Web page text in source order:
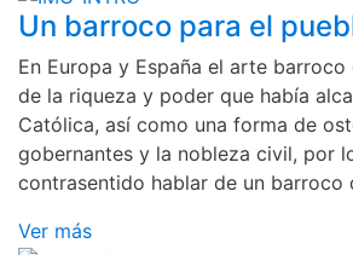
Un barroco para el
En Europa y España el arte barroco
de la riqueza y poder que había
Católica, así como una forma de
gobernantes y la nobleza civil, por
contrasentido hablar de un barroco
Ver más